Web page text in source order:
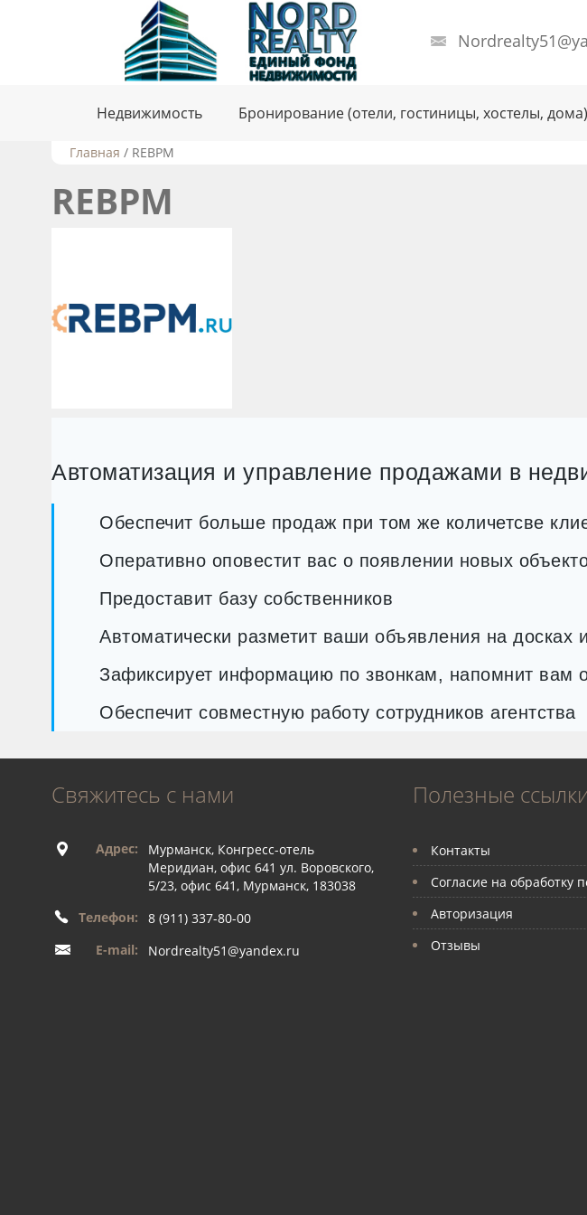
Недвижимость Бронирование (отели, гостиницы, хостелы, дома)
Главная / REBPM
REBPM
Автоматизация и управление продажами в
Обеспечит больше продаж при том же количетсве
Оперативно оповестит вас о появлении новых
Предоставит базу собственников
Автоматически разметит ваши объявления на досках
Зафиксирует информацию по звонкам, напомнит вам
Обеспечит совместную работу сотрудников агентства
Свяжитесь с нами
Адрес:
Мурманск, Конгресс-отель
Меридиан, офис 641 ул. Воровского,
5/23, офис 641, Мурманск, 183038
Телефон:
8 (911) 337-80-00
E-mail:
Nordrealty51@yandex.ru
Полезные
Контакты
Согласие на обработку
Авторизация
Отзывы